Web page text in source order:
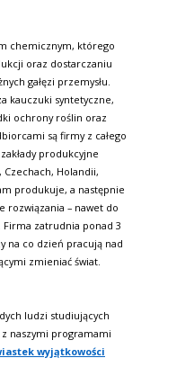
chemicznym, którego
oraz dostarczaniu
gałęzi przemysłu.
kauczuki syntetyczne,
ochrony roślin oraz
są firmy z całego
produkcyjne
Czechach, Holandii,
produkuje, a następnie
rozwiązania – nawet do
Firma zatrudnia ponad 3
na co dzień pracują nad
zmieniać świat.
ludzi studiujących
naszymi programami
wyjątkowości